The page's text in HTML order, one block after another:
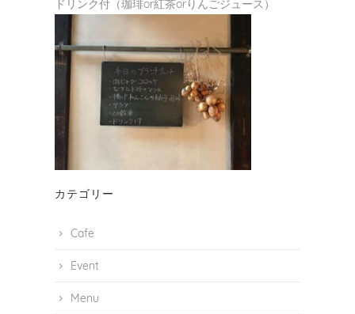
ドリンク付（珈琲or紅茶orりんごジュース）
カテゴリー
Cafe
Event
Menu